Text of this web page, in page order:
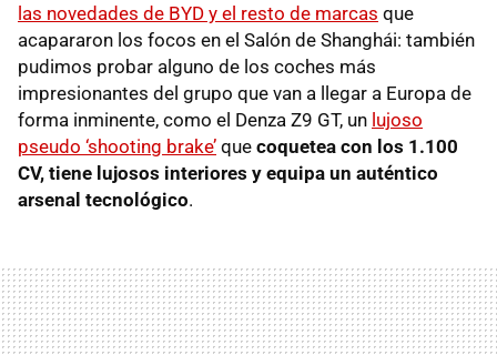
las novedades de BYD y el resto de marcas que
acapararon los focos en el Salón de Shanghái: también
pudimos probar alguno de los coches más
impresionantes del grupo que van a llegar a Europa de
forma inminente, como el Denza Z9 GT, un lujoso
pseudo ‘shooting brake’ que coquetea con los 1.100
CV, tiene lujosos interiores y equipa un auténtico
arsenal tecnológico.